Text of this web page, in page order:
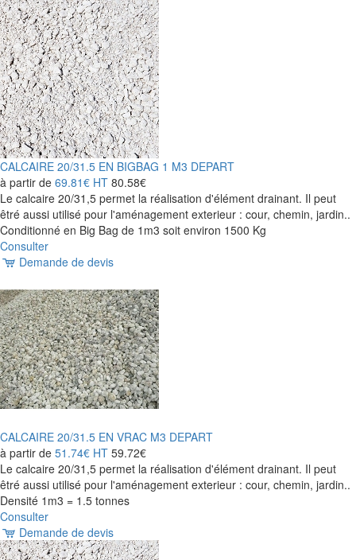
CALCAIRE 20/31.5 EN BIGBAG 1 M3 DEPART
à partir de 69.81€ HT 80.58€
Le calcaire 20/31,5 permet la réalisation d'élément drainant. Il peut
êtré aussi utilisé pour l'aménagement exterieur : cour, chemin, jardin..
Conditionné en Big Bag de 1m3 soit environ 1500 Kg
Consulter
Demande de devis
CALCAIRE 20/31.5 EN VRAC M3 DEPART
à partir de 51.74€ HT 59.72€
Le calcaire 20/31,5 permet la réalisation d'élément drainant. Il peut
êtré aussi utilisé pour l'aménagement exterieur : cour, chemin, jardin..
Densité 1m3 = 1.5 tonnes
Consulter
Demande de devis